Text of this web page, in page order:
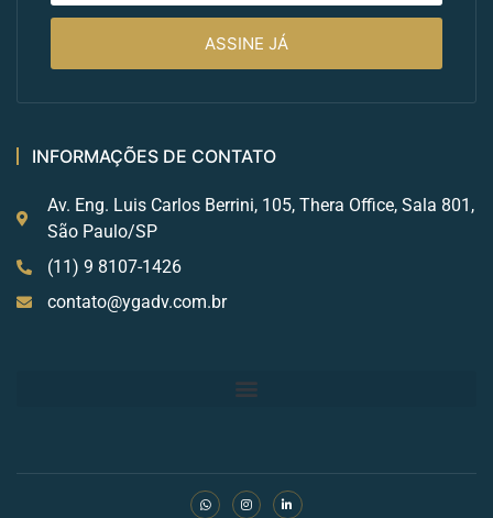
ASSINE JÁ
INFORMAÇÕES DE CONTATO
Av. Eng. Luis Carlos Berrini, 105, Thera Office, Sala 801,
São Paulo/SP
(11) 9 8107-1426
contato@ygadv.com.br